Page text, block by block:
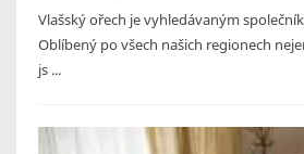
Vlašský ořech je vyhledávaným
Oblíbený po všech našich regionech
js ...